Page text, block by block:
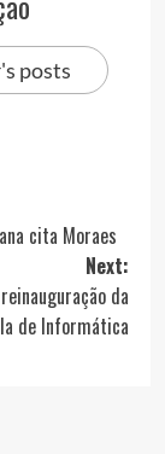
posts
cita Moraes
Next:
da
de Informática